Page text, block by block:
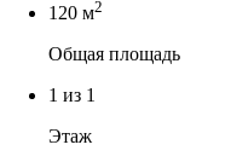
120 м2
Общая площадь
1 из 1
Этаж